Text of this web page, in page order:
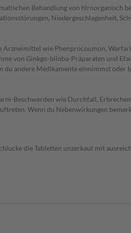
Behandlung von hirnorganisch
Niedergeschlagenheit,
wie Phenprocoumon,
von Ginkgo-biloba-Präparaten und
andere Medikamente einnimmst oder
Beschwerden wie Durchfall,
Wenn du Nebenwirkungen
die Tabletten unzerkaut mit